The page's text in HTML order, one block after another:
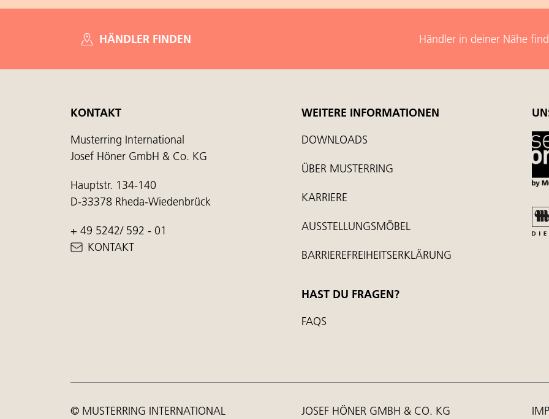
HÄNDLER FINDEN Händler in deiner Nähe
KONTAKT
Musterring International
Josef Höner GmbH & Co. KG
Hauptstr. 134-140
D-33378 Rheda-Wiedenbrück
+ 49 5242/ 592 - 01
KONTAKT
WEITERE INFORMATIONEN
DOWNLOADS
ÜBER MUSTERRING
KARRIERE
AUSSTELLUNGSMÖBEL
BARRIEREFREIHEITSERKLÄRUNG
HAST DU FRAGEN?
FAQS
© MUSTERRING INTERNATIONAL JOSEF HÖNER GMBH & CO. KG